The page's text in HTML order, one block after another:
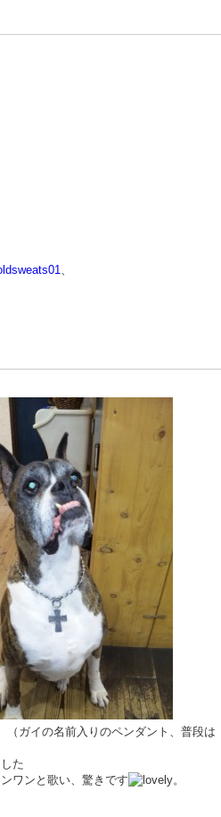
、
ガイの名前入りのペンダント、普段は
た
ワンと歌い、驚きです
。